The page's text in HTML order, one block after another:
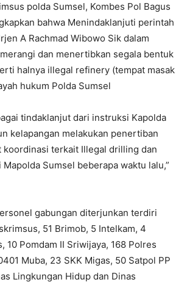
polda Sumsel, Kombes Pol Bagus
bahwa Menindaklanjuti perintah
A Rachmad Wibowo Sik dalam
dan menertibkan segala bentuk
halnya illegal refinery (tempat masak
hukum Polda Sumsel
tindaklanjut dari instruksi Kapolda
kelapangan melakukan penertiban
koordinasi terkait Illegal drilling dan
Sumsel beberapa waktu lalu,”
gabungan diterjunkan terdiri
51 Brimob, 5 Intelkam, 4
10 Pomdam II Sriwijaya, 168 Polres
Muba, 23 SKK Migas, 50 Satpol PP
Lingkungan Hidup dan Dinas